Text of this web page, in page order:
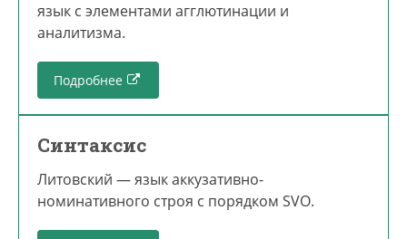
язык с элементами агглютинации и
аналитизма.
Подробнее
Синтаксис
Литовский — язык аккузативно-
номинативного строя с порядком SVO.